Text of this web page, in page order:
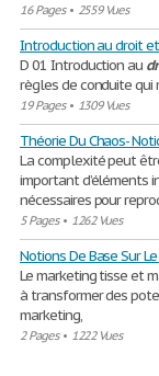
16 Pages• 2559 Vues
Introduction au droit
D 01 Introduction au
règles de conduite
19 Pages• 1309 Vues
Théorie Du Chaos-
La complexité peut
important d’éléments
nécessaires pour
5 Pages• 1262 Vues
Notions De Base Sur
Le marketing tisse et
à transformer des
marketing,
2 Pages• 1222 Vues